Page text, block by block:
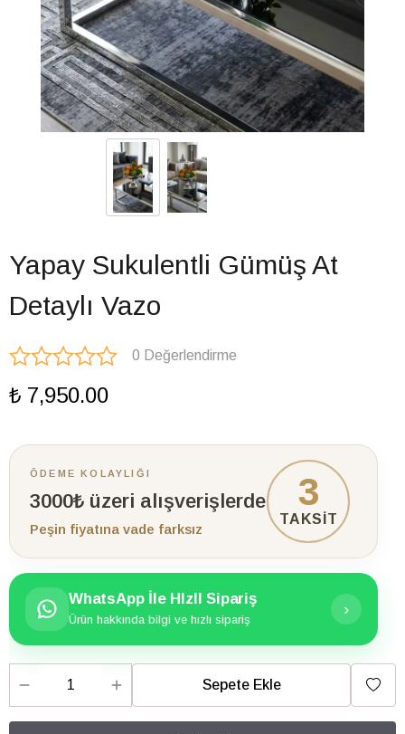
Yapay Sukulentli Gümüş At
Detaylı Vazo
0 Değerlendirme
₺ 7,950.00
ÖDEME KOLAYLIĞI
3000₺ üzeri alışverişlerde
Peşin fiyatına vade farksız
3
TAKSİT
WhatsApp İle HIzlI Sipariş
Ürün hakkında bilgi ve hızlı sipariş
›
Sepete Ekle